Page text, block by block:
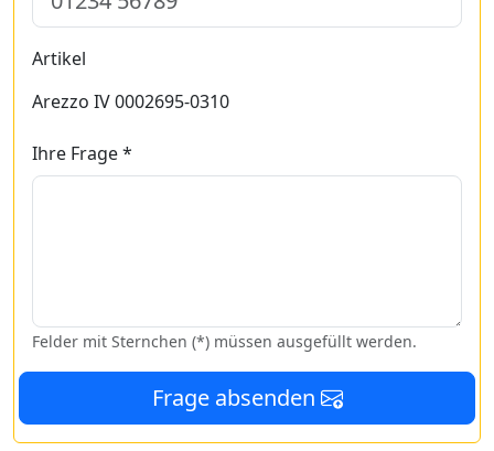
Artikel
Arezzo IV 0002695-0310
Ihre Frage *
Felder mit Sternchen (*) müssen ausgefüllt werden.
Frage absenden